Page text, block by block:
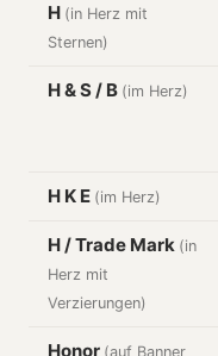
H (in Herz mit
Sternen)
H & S / B (im Herz)
H K E (im Herz)
H / Trade Mark (in
Herz mit
Verzierungen)
Honor (auf Banner